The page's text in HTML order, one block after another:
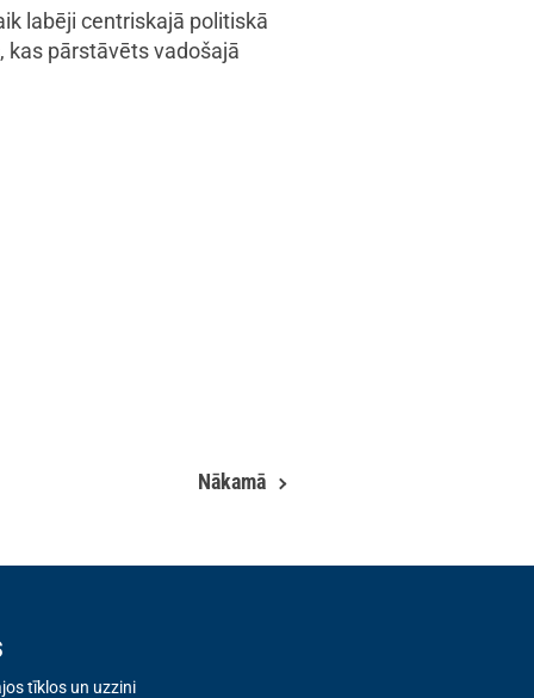
labēji centriskajā politiskā
kas pārstāvēts vadošajā
Nākamā
tīklos un uzzini